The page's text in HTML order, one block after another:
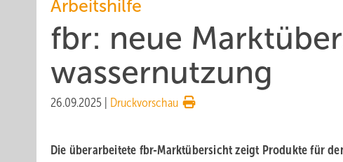
Arbeitshilfe
fbr: neue
wasser­nut­zung
26.09.2025 Druckvorschau
Die überarbeitete fbr-Marktübersicht zeigt Produkte für